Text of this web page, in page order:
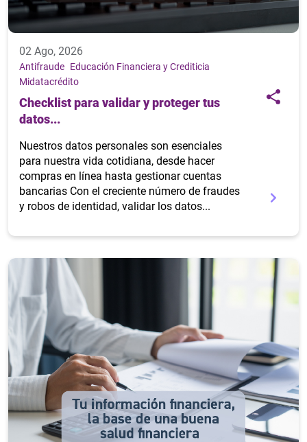
02 Ago, 2026
Antifraude Educación Financiera y Crediticia
Midatacrédito
Checklist para validar y proteger tus
datos...
Nuestros datos personales son esenciales
para nuestra vida cotidiana, desde hacer
compras en línea hasta gestionar cuentas
bancarias Con el creciente número de fraudes
y robos de identidad, validar los datos...